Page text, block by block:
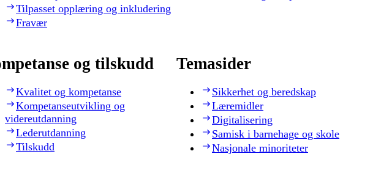
Tilpasset opplæring og inkludering
Fravær
og tilskudd
Kvalitet og kompetanse
Kompetanseutvikling og
videreutdanning
Lederutdanning
Tilskudd
Temasider
Sikkerhet og beredskap
Læremidler
Digitalisering
Samisk i barnehage og skole
Nasjonale minoriteter